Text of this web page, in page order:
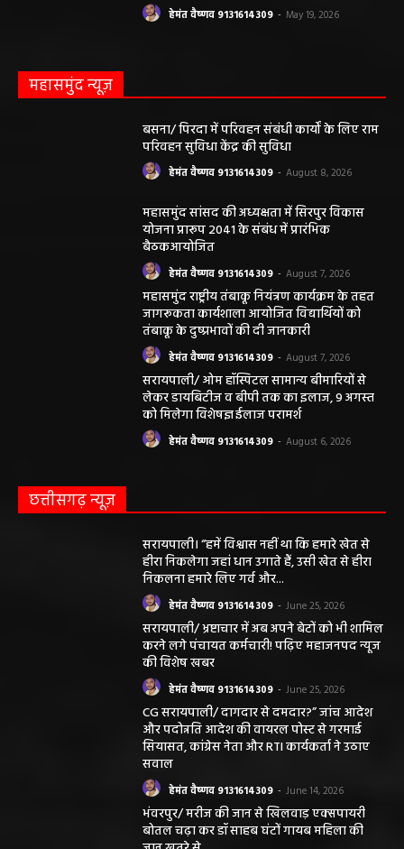
हेमंत वैष्णव 9131614309 - May 19, 2026
महासमुंद न्यूज़
बसना/ पिरदा में परिवहन संबंधी कार्यों के लिए राम
परिवहन सुविधा केंद्र की सुविधा
हेमंत वैष्णव 9131614309 - August 8, 2026
महासमुंद सांसद की अध्यक्षता में सिरपुर विकास
योजना प्रारूप 2041 के संबंध में प्रारंभिक
बैठकआयोजित
हेमंत वैष्णव 9131614309 - August 7, 2026
महासमुंद राष्ट्रीय तंबाकू नियंत्रण कार्यक्रम के तहत
जागरूकता कार्यशाला आयोजित विद्यार्थियों को
तंबाकू के दुष्प्रभावों की दी जानकारी
हेमंत वैष्णव 9131614309 - August 7, 2026
सरायपाली/ ओम हॉस्पिटल सामान्य बीमारियों से
लेकर डायबिटीज व बीपी तक का इलाज, 9 अगस्त
को मिलेगा विशेषज्ञ ईलाज परामर्श
हेमंत वैष्णव 9131614309 - August 6, 2026
छत्तीसगढ़ न्यूज़
सरायपाली। “हमें विश्वास नहीं था कि हमारे खेत से
हीरा निकलेगा जहां धान उगाते हैं, उसी खेत से हीरा
निकलना हमारे लिए गर्व और...
हेमंत वैष्णव 9131614309 - June 25, 2026
सरायपाली/ भ्रष्टाचार में अब अपने बेटों को भी शामिल
करने लगे पंचायत कर्मचारी! पढ़िए महाजनपद न्यूज
की विशेष खबर
हेमंत वैष्णव 9131614309 - June 25, 2026
CG सरायपाली/ दागदार से दमदार?” जांच आदेश
और पदोन्नति आदेश की वायरल पोस्ट से गरमाई
सियासत, कांग्रेस नेता और RTI कार्यकर्ता ने उठाए
सवाल
हेमंत वैष्णव 9131614309 - June 14, 2026
भंवरपुर/ मरीज की जान से खिलवाड़ एक्सपायरी
बोतल चढ़ा कर डॉ साहब घंटों गायब महिला की